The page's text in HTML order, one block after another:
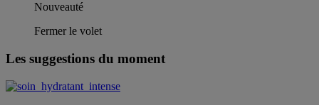
Nouveauté
Fermer le volet
Les suggestions du moment